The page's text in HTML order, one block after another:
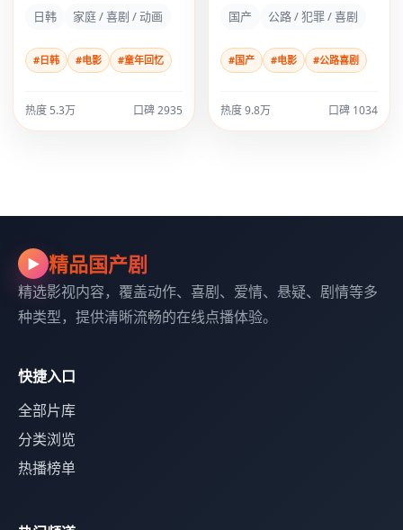
日韩 家庭 / 喜剧 / 动画
#日韩 #电影 #童年回忆
热度 5.3万 口碑 2935
国产 公路 / 犯罪 / 喜剧
#国产 #电影 #公路喜剧
热度 9.8万 口碑 1034
▶ 精品国产剧
精选影视内容，覆盖动作、喜剧、爱情、悬疑、剧情等多
种类型，提供清晰流畅的在线点播体验。
快捷入口
全部片库
分类浏览
热播榜单